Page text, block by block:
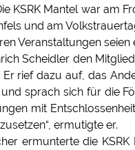
KSRK Mantel war am
und am
Veranstaltungen
Scheidler den
rief dazu auf, das
sprach sich für die
mit
ermutigte er.
ermunterte die